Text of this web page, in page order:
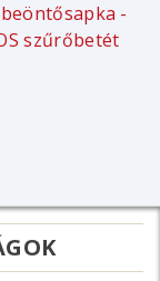
-
szűrőbetét